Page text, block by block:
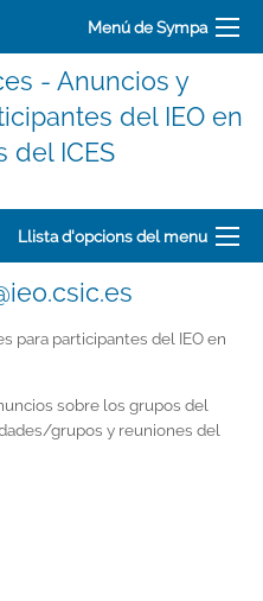
Menú de Sympa
- Anuncios y
del IEO en
del ICES
Llista d'opcions del menu
para participantes del IEO en
sobre los grupos del
grupos y reuniones del